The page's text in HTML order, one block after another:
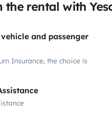
rental with
and passenger
Insurance, the choice is